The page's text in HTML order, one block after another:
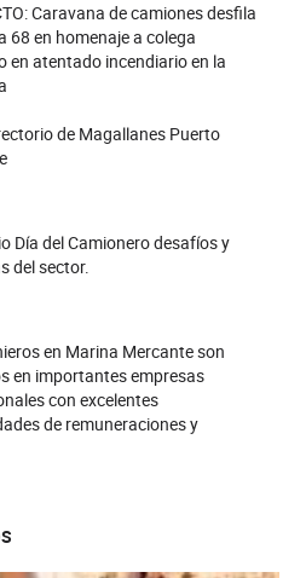
Caravana de camiones desfila
68 en homenaje a colega
en atentado incendiario en la
de Magallanes Puerto
Día del Camionero desafíos y
del sector.
en Marina Mercante son
en importantes empresas
con excelentes
de remuneraciones y